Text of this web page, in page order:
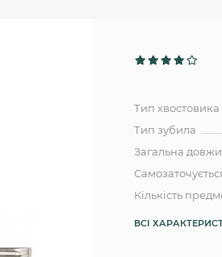
Тип хвостовика
Тип зубила
Загальна
Кількість
ВСІ